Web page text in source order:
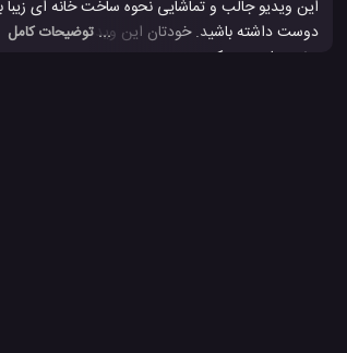
این ویدیو جالب و تماشایی نحوه ساخت خانه ای
دوست داشته باشید. خودتان این ویدئو بی نظیر از
پرنده ها درست کنید.
... توضیحات کامل